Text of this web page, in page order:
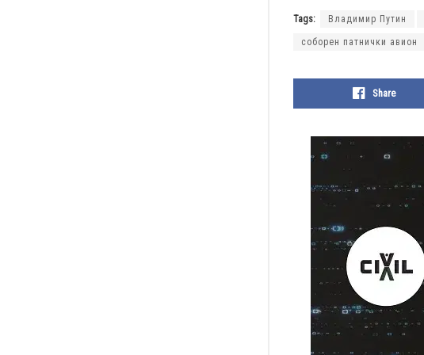
Tags: Владимир Путин
соборен патнички авион
Share